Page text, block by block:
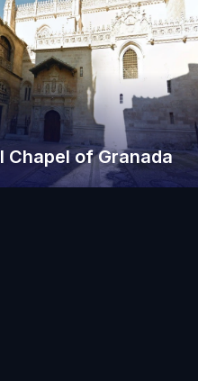
Chapel of Granada